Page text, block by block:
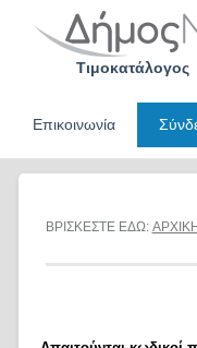
Τιμοκατάλογος
Επικοινωνία
ΒΡΙΣΚΕΣΤΕ ΕΔΩ: